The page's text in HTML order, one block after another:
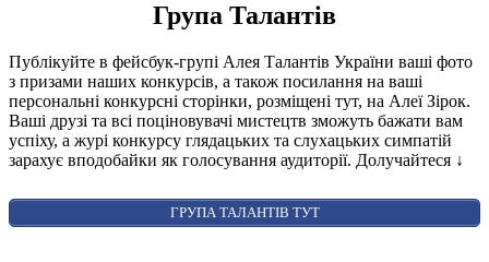
Група Талантів
Публікуйте в фейсбук-групі Алея Талантів України ваші фото
з призами наших конкурсів, а також посилання на ваші
персональні конкурсні сторінки, розміщені тут, на Алеї Зірок.
Ваші друзі та всі поціновувачі мистецтв зможуть бажати вам
успіху, а журі конкурсу глядацьких та слухацьких симпатій
зарахує вподобайки як голосування аудиторії. Долучайтеся ↓
ГРУПА ТАЛАНТІВ ТУТ